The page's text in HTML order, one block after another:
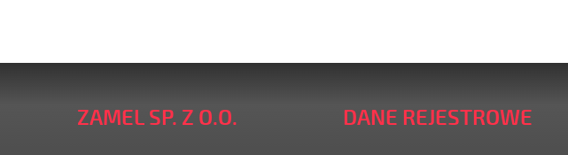
ZAMEL SP. Z O.O. DANE REJESTROWE